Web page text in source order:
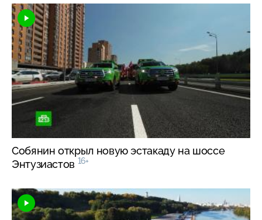
Собянин открыл новую эстакаду на шоссе
Энтузиастов 16+